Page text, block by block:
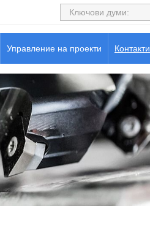
Управление на проекти Контакти